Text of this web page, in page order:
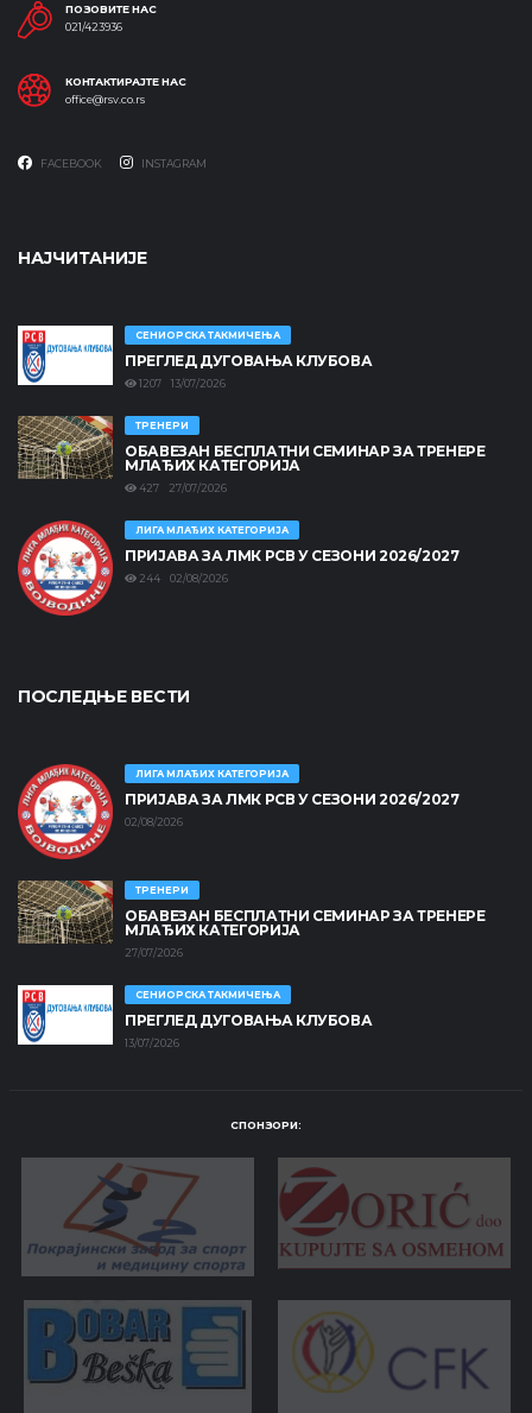
ПОЗОВИТЕ НАС
021/423936
КОНТАКТИРАЈТЕ НАС
office@rsv.co.rs
FACEBOOK INSTAGRAM
НАЈЧИТАНИЈЕ
СЕНИОРСКА ТАКМИЧЕЊА
ПРЕГЛЕД ДУГОВАЊА КЛУБОВА
1207 13/07/2026
ТРЕНЕРИ
ОБАВЕЗАН БЕСПЛАТНИ СЕМИНАР ЗА ТРЕНЕРЕ
МЛАЂИХ КАТЕГОРИЈА
427 27/07/2026
ЛИГА МЛАЂИХ КАТЕГОРИЈА
ПРИЈАВА ЗА ЛМК РСВ У СЕЗОНИ 2026/2027
244 02/08/2026
ПОСЛЕДЊЕ ВЕСТИ
ЛИГА МЛАЂИХ КАТЕГОРИЈА
ПРИЈАВА ЗА ЛМК РСВ У СЕЗОНИ 2026/2027
02/08/2026
ТРЕНЕРИ
ОБАВЕЗАН БЕСПЛАТНИ СЕМИНАР ЗА ТРЕНЕРЕ
МЛАЂИХ КАТЕГОРИЈА
27/07/2026
СЕНИОРСКА ТАКМИЧЕЊА
ПРЕГЛЕД ДУГОВАЊА КЛУБОВА
13/07/2026
СПОНЗОРИ: